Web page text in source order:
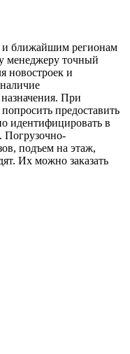
и ближайшим регионам
менеджеру точный
новостроек и
При
предоставить
идентифицировать в
Погрузочно-
подъем на этаж,
Их можно заказать